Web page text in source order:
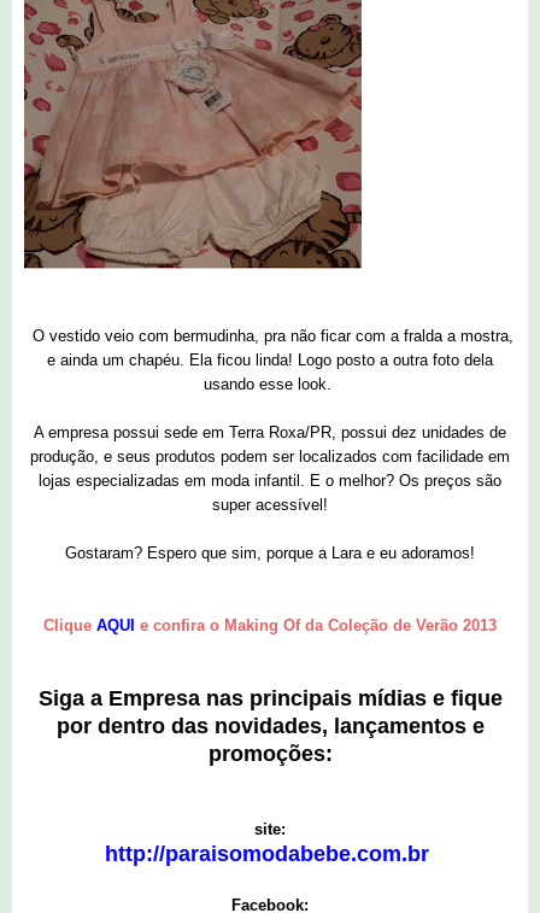
O vestido veio com bermudinha, pra não ficar com a fralda a mostra,
e ainda um chapéu. Ela ficou linda! Logo posto a outra foto dela
usando esse look.
A empresa possui sede em Terra Roxa/PR, possui dez unidades de
produção, e seus produtos podem ser localizados com facilidade em
lojas especializadas em moda infantil. E o melhor? Os preços são
super acessível!
Gostaram? Espero que sim, porque a Lara e eu adoramos!
Clique AQUI e confira o Making Of da Coleção de Verão 2013
Siga a Empresa nas principais mídias e fique
por dentro das novidades, lançamentos e
promoções:
site:
http://paraisomodabebe.com.br
Facebook: